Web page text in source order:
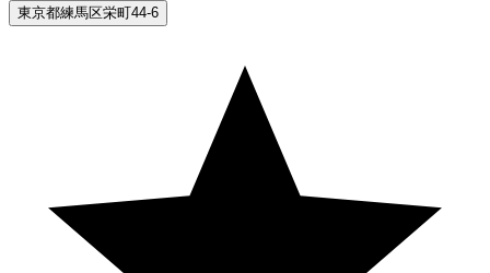
東京都練馬区栄町44-6